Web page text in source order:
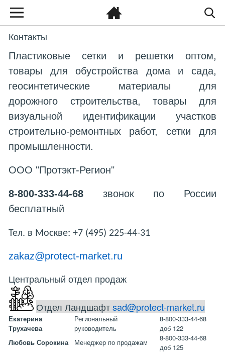
Контакты
Пластиковые сетки и решетки оптом,
товары для обустройства дома и сада,
геосинтетические материалы для
дорожного строительства, товары для
визуальной идентификации участков
строительно-ремонтных работ, сетки для
промышленности.
ООО "Протэкт-Регион"
8-800-333-44-68 звонок по России
бесплатный
Тел. в Москве: +7 (495) 225-44-31
zakaz@protect-market.ru
Центральный отдел продаж
Отдел Ландшафтsad@protect-market.ru
Екатерина
Трухачева
Региональный
руководитель
8-800-333-44-68
доб 122
Любовь Сорокина
Менеджер по продажам
8-800-333-44-68
доб 125